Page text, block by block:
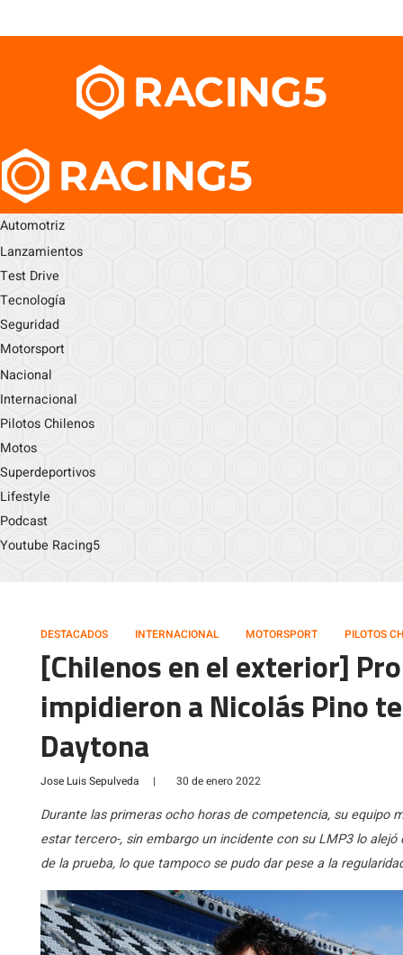
Automotriz
Lanzamientos
Test Drive
Tecnología
Seguridad
Motorsport
Nacional
Internacional
Pilotos Chilenos
Motos
Superdeportivos
Lifestyle
Podcast
Youtube Racing5
DESTACADOS INTERNACIONAL MOTORSPORT PILOTOS
[Chilenos en el exterior]
impidieron a Nicolás Pino
Daytona
Jose Luis Sepulveda | 30 de enero 2022
Durante las primeras ocho horas de competencia, su equipo
estar tercero-, sin embargo un incidente con su LMP3 lo
de la prueba, lo que tampoco se pudo dar pese a la